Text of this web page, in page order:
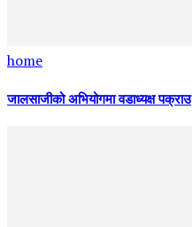
home
जालसाजीको अभियोगमा वडाध्यक्ष पक्राउ